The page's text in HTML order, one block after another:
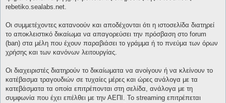
rebetiko.sealabs.net.
Οι συμμετέχοντες κατανοούν και αποδέχονται ότι η ιστοσελίδα διατηρεί
το αποκλειστικό δικαίωμα να απαγορεύσει την πρόσβαση στο forum
(ban) στα μέλη που έχουν παραβιάσει το γράμμα ή το πνεύμα των όρων
χρήσης και των κανόνων λειτουργίας.
Οι διαχειριστές διατηρούν το δικαίωματα να ανοίγουν ή να κλείνουν το
κατέβασμα τραγουδιών σε τυχαίες μέρες και ώρες ανάλογα με τα
κατεβάσματα τα οποία επιτρέπονται στη σελίδα, ανάλογα με τη
συμφωνία που έχει επέλθει με την ΑΕΠΙ. Το streaming επιτρέπεται